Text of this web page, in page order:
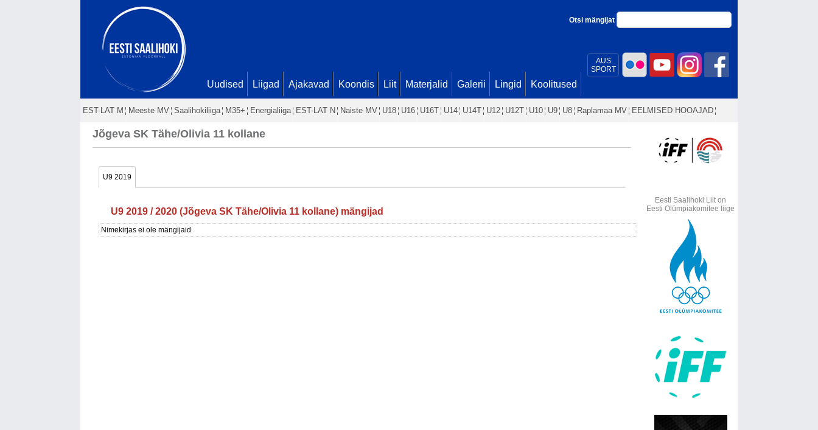
AUS
SPORT
Otsi mängijat
Uudised Liigad Ajakavad Koondis Liit Materjalid Galerii Lingid Koolitused
EST-LAT M Meeste MV Saalihokiliiga M35+ Energialiiga EST-LAT N Naiste MV U18 U16 U16T U14 U14T U12 U12T U10 U9 U8 Raplamaa MV EELMISED HOOAJAD
Jõgeva SK Tähe/Olivia 11 kollane
U9 2019
U9 2019 / 2020 (Jõgeva SK Tähe/Olivia 11 kollane) mängijad
Nimekirjas ei ole mängijaid
Eesti Saalihoki Liit on
Eesti Olümpiakomitee liige